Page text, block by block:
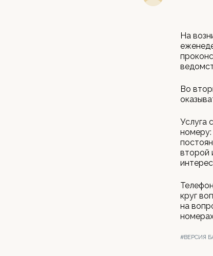
На
Во
Услуга
номеру:
второй
круг
на
#ВЕРСИЯ